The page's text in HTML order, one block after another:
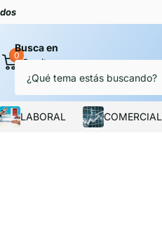
Busca en
0
Carrito
LABORAL COMERCIAL